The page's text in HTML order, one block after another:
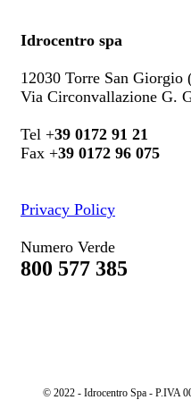
Idrocentro spa
12030 Torre San Giorgio
Via Circonvallazione G.
Tel +39 0172 91 21
Fax +39 0172 96 075
Privacy Policy
Numero Verde
800 577 385
© 2022 - Idrocentro Spa - P.IVA